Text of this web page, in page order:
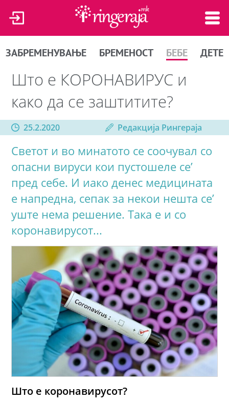
ЗАБРЕМЕНУВАЊЕ БРЕМЕНОСТ БЕБЕ ДЕТЕ
Што е КОРОНАВИРУС и
како да се заштитите?
25.2.2020 Редакција Рингераја
Светот и во минатото се соочувал со
опасни вируси кои пустошеле се’
пред себе. И иако денес медицината
е напредна, сепак за некои нешта се’
уште нема решение. Така е и со
коронавирусот...
Што е коронавирусот?